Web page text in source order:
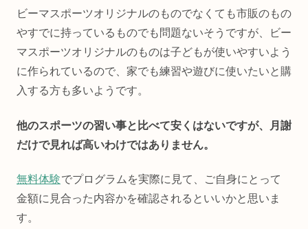
ビーマスポーツオリジナルのものでなくても市販のもの
やすでに持っているものでも問題ないそうですが、ビー
マスポーツオリジナルのものは子どもが使いやすいよう
に作られているので、家でも練習や遊びに使いたいと購
入する方も多いようです。
他のスポーツの習い事と比べて安くはないですが、月謝
だけで見れば高いわけではありません。
無料体験でプログラムを実際に見て、ご自身にとって
金額に見合った内容かを確認されるといいかと思いま
す。